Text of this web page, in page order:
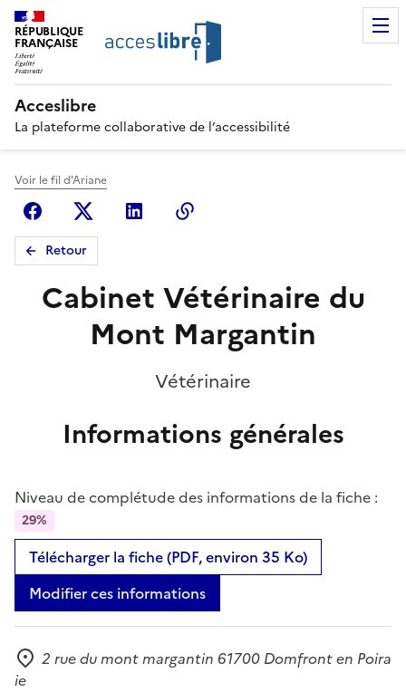
RÉPUBLIQUE
FRANÇAISE
Acceslibre
La plateforme collaborative de l’accessibilité
Voir le fil d'Ariane
FacebookX (anciennement Twitter)
Linkedin
Retour
Cabinet Vétérinaire du
Mont Margantin
Vétérinaire
Informations générales
Niveau de complétude des informations de la fiche :
29%
Télécharger la fiche (PDF, environ 35 Ko)
Modifier ces informations
Adresse
2 rue du mont margantin 61700 Domfront en Poira
ie